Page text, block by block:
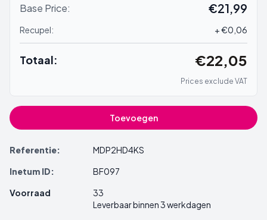
Base Price: €21,99
Recupel: + €0,06
Totaal: €22,05
Prices exclude VAT
Toevoegen
Referentie:
MDP2HD4KS
Inetum ID:
BF097
Voorraad
33
Leverbaar binnen 3 werkdagen